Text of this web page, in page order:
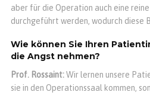
aber für die Operation auch eine
durchgeführt werden, wodurch diese
Wie können Sie Ihren
die Angst nehmen?
Prof. Rossaint:Wir lernen unsere
sie in den Operationssaal kommen,